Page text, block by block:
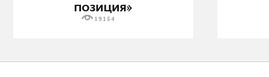
позиция»
19154